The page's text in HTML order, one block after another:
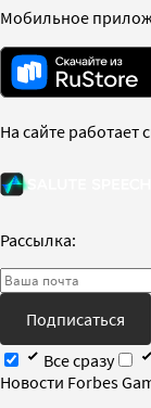
Мобильное
На сайте работает
Рассылка:
Подписаться
Все сразу
Новости Forbes